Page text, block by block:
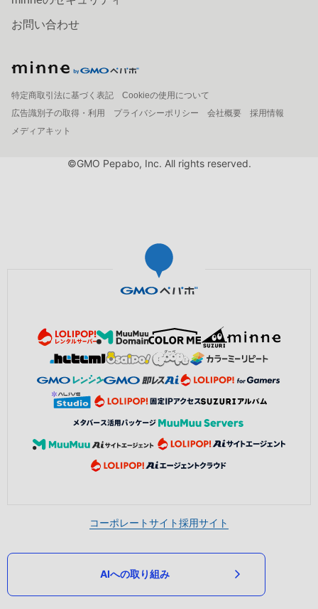
お問い合わせ
特定商取引法に基づく表記
Cookieの使用について
広告識別子の取得・利用
プライバシーポリシー 会社概要
採用情報
メディアキット
©GMO Pepabo, Inc. All rights reserved.
コーポレートサイト採用サイト
AIへの取り組み